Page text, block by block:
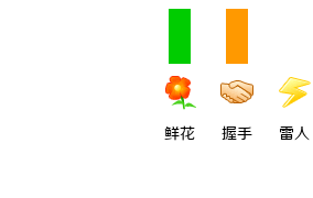
鲜花 握手 雷人